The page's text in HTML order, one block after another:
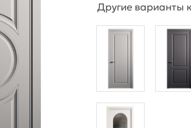
Другие варианты